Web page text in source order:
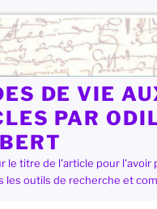
DE VIE
PAR
le titre de l'article pour l'avoir
les outils de recherche et